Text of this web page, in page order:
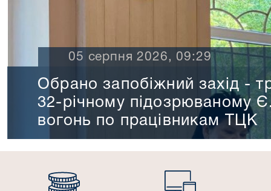
03 серпня 2026, 08:15
Суддя Хаджибейського
Одеси Олег
дводенному семінарі